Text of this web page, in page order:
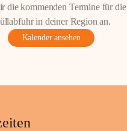
die kommenden Termine für die
in deiner Region an.
Kalender ansehen